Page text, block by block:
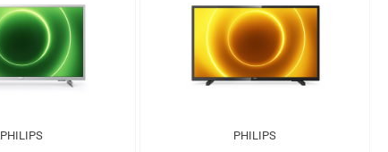
PHILIPS PHILIPS